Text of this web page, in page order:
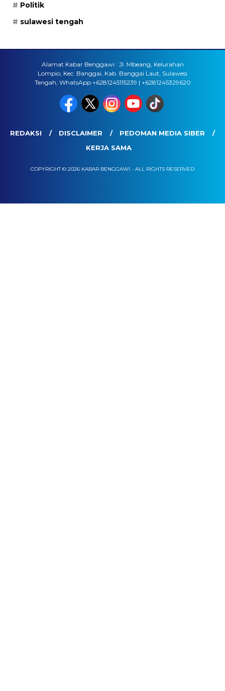
Politik
sulawesi tengah
Alamat Kabar Benggawi : Jl. Mbeang, Kelurahan
Lompio, Kec. Banggai, Kab. Banggai Laut, Sulawesi
Tengah, WhatsApp +6281245115239 | +6281245329620
REDAKSI DISCLAIMER
PEDOMAN MEDIA SIBER
KERJA SAMA
COPYRIGHT © 2026 KABAR BENGGAWI - ALL RIGHTS RESERVED